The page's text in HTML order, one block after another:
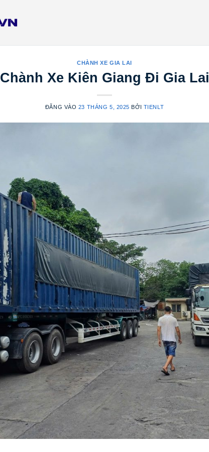
CHÀNH XE GIA LAI
Chành Xe Kiên Giang Đi Gia Lai
ĐĂNG VÀO 23 THÁNG 5, 2025 BỞI TIENLT